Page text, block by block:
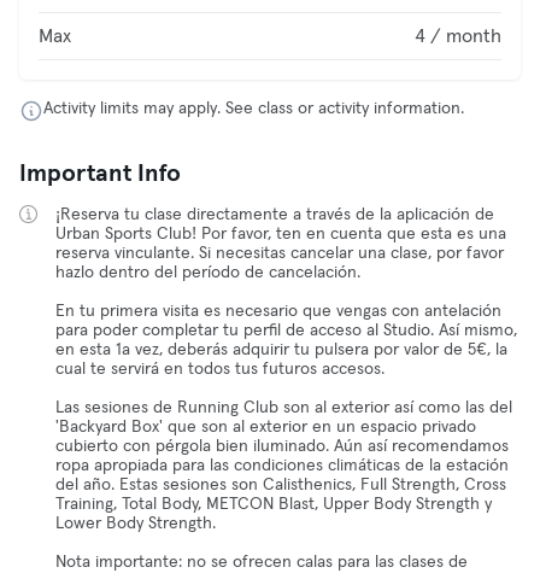
Max 4 / month
Activity limits may apply. See class or activity information.
Important Info
¡Reserva tu clase directamente a través de la aplicación de
Urban Sports Club! Por favor, ten en cuenta que esta es una
reserva vinculante. Si necesitas cancelar una clase, por favor
hazlo dentro del período de cancelación.
En tu primera visita es necesario que vengas con antelación
para poder completar tu perfil de acceso al Studio. Así mismo,
en esta 1a vez, deberás adquirir tu pulsera por valor de 5€, la
cual te servirá en todos tus futuros accesos.
Las sesiones de Running Club son al exterior así como las del
'Backyard Box' que son al exterior en un espacio privado
cubierto con pérgola bien iluminado. Aún así recomendamos
ropa apropiada para las condiciones climáticas de la estación
del año. Estas sesiones son Calisthenics, Full Strength, Cross
Training, Total Body, METCON Blast, Upper Body Strength y
Lower Body Strength.
Nota importante: no se ofrecen calas para las clases de